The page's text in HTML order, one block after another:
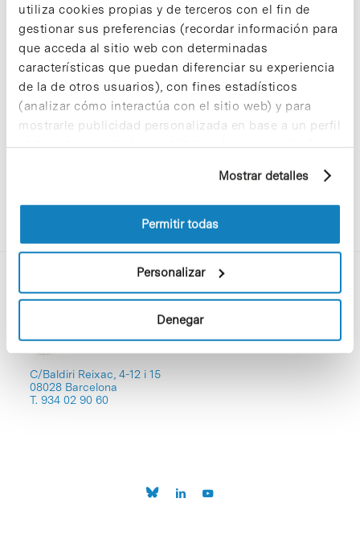
utiliza cookies propias y de terceros con el fin de
gestionar sus preferencias (recordar información para
que acceda al sitio web con determinadas
características que puedan diferenciar su experiencia
de la de otros usuarios), con fines estadísticos
(analizar cómo interactúa con el sitio web) y para
mostrarle publicidad personalizada en base a un perfil
elaborado a partir de sus hábitos de navegación (por
información sobre las cookies puede consultar
la Política de cookies del sitio web.
Mostrar detalles
Permitir todas
Personalizar
Denegar
C/Baldiri Reixac, 4-12 i 15
08028 Barcelona
T. 934 02 90 60